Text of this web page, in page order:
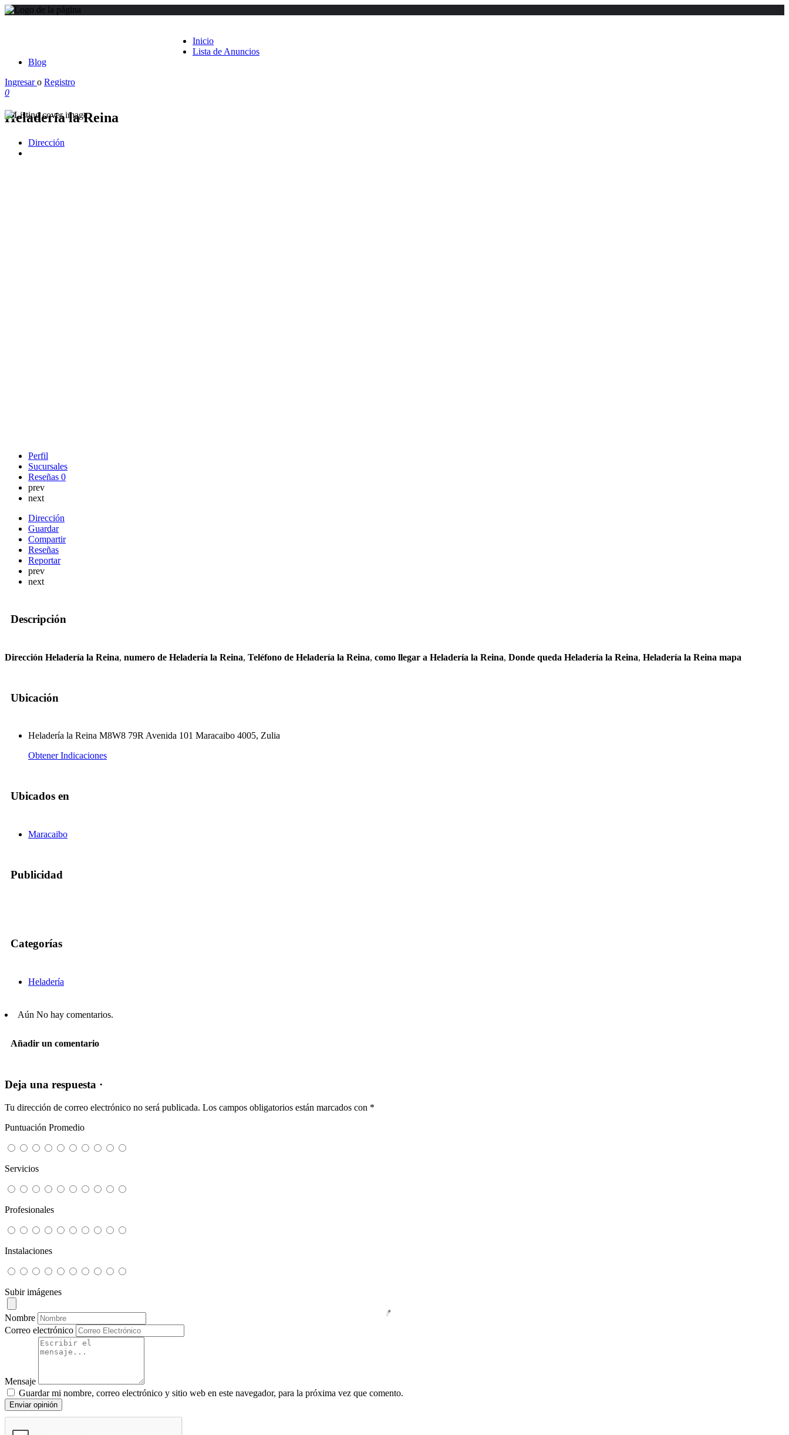
Inicio
Lista de Anuncios
Blog
Ingresaro Registro
0
Heladería la Reina
Dirección
Perfil
Sucursales
Reseñas 0
prev
next
Dirección
Guardar
Compartir
Reseñas
Reportar
prev
next
Descripción
Dirección Heladería la Reina, numero de Heladería la Reina, Teléfono de Heladería la Reina, como llegar a Heladería la Reina, Donde queda Heladería la Reina, Heladería la Reina mapa
Ubicación
Heladería la Reina M8W8 79R Avenida 101 Maracaibo 4005, Zulia
Obtener Indicaciones
Ubicados en
Maracaibo
Publicidad
Categorías
Heladería
Aún No hay comentarios.
Añadir un comentario
Deja una respuesta ·
Tu dirección de correo electrónico no será publicada. Los campos obligatorios están marcados con *
Puntuación Promedio
Servicios
Profesionales
Instalaciones
Subir imágenes
Nombre
Correo electrónico
Mensaje
Guardar mi nombre, correo electrónico y sitio web en este navegador, para la próxima vez que comento.
Enviar opinión